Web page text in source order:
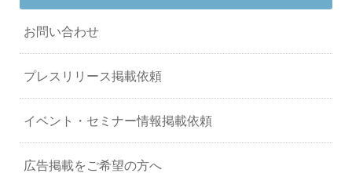
お問い合わせ
プレスリリース掲載依頼
イベント・セミナー情報掲載依頼
広告掲載をご希望の方へ